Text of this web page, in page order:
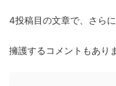
4投稿目の文章で、さら
擁護するコメントもあり